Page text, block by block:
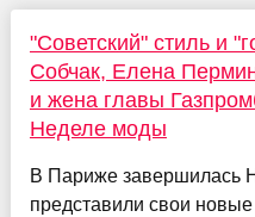
"Советский" стиль и
Собчак, Елена
и жена главы
Неделе моды
В Париже завершилась
представили свои